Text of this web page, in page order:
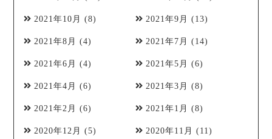
2021年10月 (8) 2021年9月 (13)
2021年8月 (4) 2021年7月 (14)
2021年6月 (4) 2021年5月 (6)
2021年4月 (6) 2021年3月 (8)
2021年2月 (6) 2021年1月 (8)
2020年12月 (5) 2020年11月 (11)